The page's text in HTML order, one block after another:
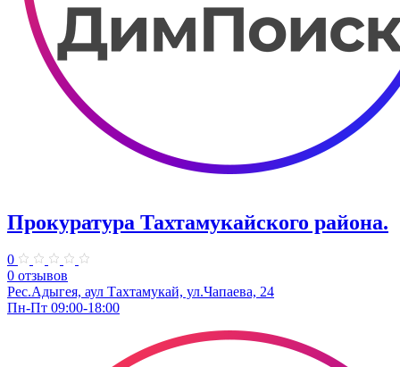
Прокуратура Тахтамукайского района.
0
0 отзывов
Рес.Адыгея, аул Тахтамукай, ул.Чапаева, 24
Пн-Пт 09:00-18:00